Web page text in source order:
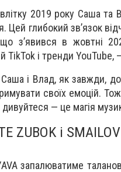
2019 року Саша
Цей глибокий зв’язок
з’явився в жовтні
TikTok і тренди
Саша і Влад, як завжди,
своїх емоцій.
дивуйтеся — це магія
ZUBOK і SMAILOV
запалюватиме